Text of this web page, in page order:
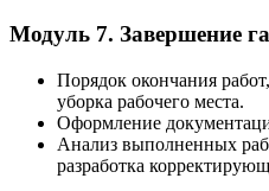
Модуль 7. Завершение
Порядок окончания
уборка рабочего места.
Оформление
Анализ выполненных
разработка